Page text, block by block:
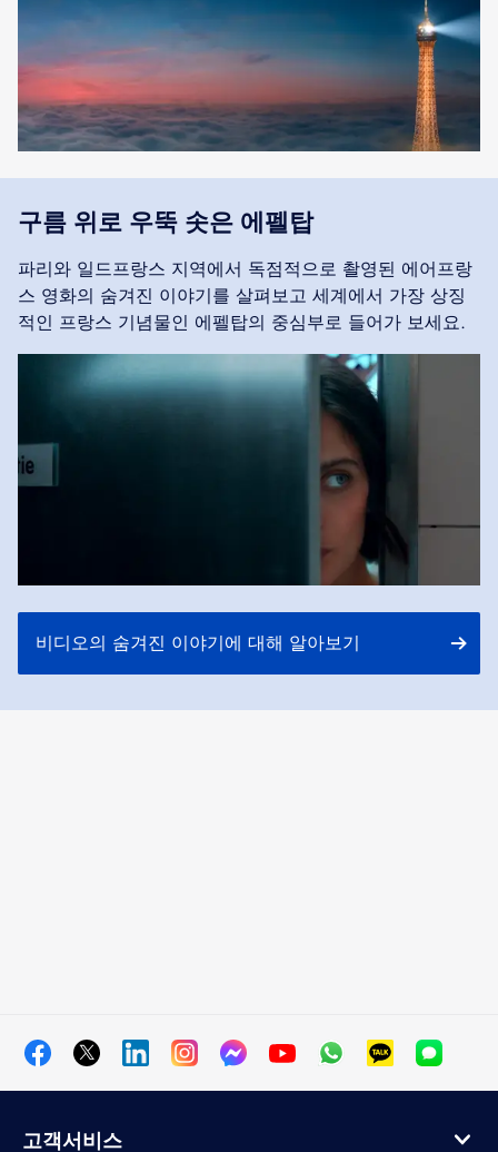
구름 위로 우뚝 솟은 에펠탑
파리와 일드프랑스 지역에서 독점적으로 촬영된 에어프랑
스 영화의 숨겨진 이야기를 살펴보고 세계에서 가장 상징
적인 프랑스 기념물인 에펠탑의 중심부로 들어가 보세요.
비디오의 숨겨진 이야기에 대해 알아보기
고객서비스